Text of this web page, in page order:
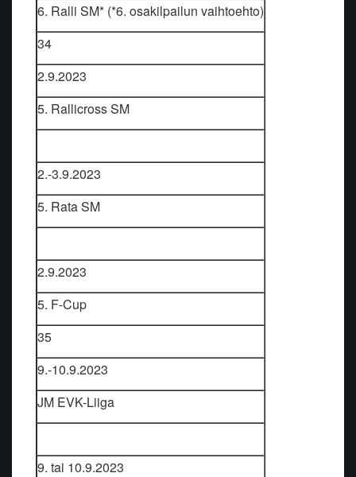
6. Ralli SM* (*6. osakilpailun vaihtoehto)
34
2.9.2023
5. Rallicross SM
2.-3.9.2023
5. Rata SM
2.9.2023
5. F-Cup
35
9.-10.9.2023
JM EVK-Liiga
9. tai 10.9.2023